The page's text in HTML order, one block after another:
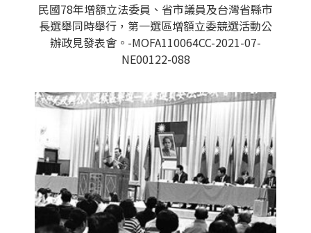
民國78年增額立法委員、省市議員及台灣省縣市
長選舉同時舉行，第一選區增額立委競選活動公
辦政見發表會。-MOFA110064CC-2021-07-
NE00122-088